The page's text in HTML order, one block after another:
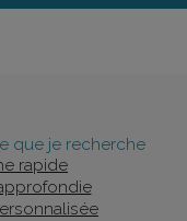
que je recherche
rapide